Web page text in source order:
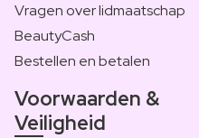
Vragen over lidmaatschap
BeautyCash
Bestellen en betalen
Voorwaarden &
Veiligheid